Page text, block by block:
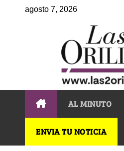
agosto 7, 2026
AL MINUTO
ENVIA TU NOTICIA